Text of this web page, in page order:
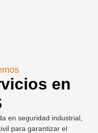
en
en seguridad industrial,
para garantizar el